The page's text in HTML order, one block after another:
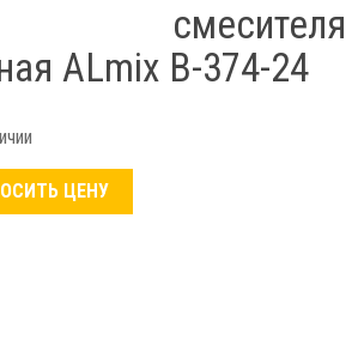
смесителя
ALmix В-374-24
ЦЕНУ